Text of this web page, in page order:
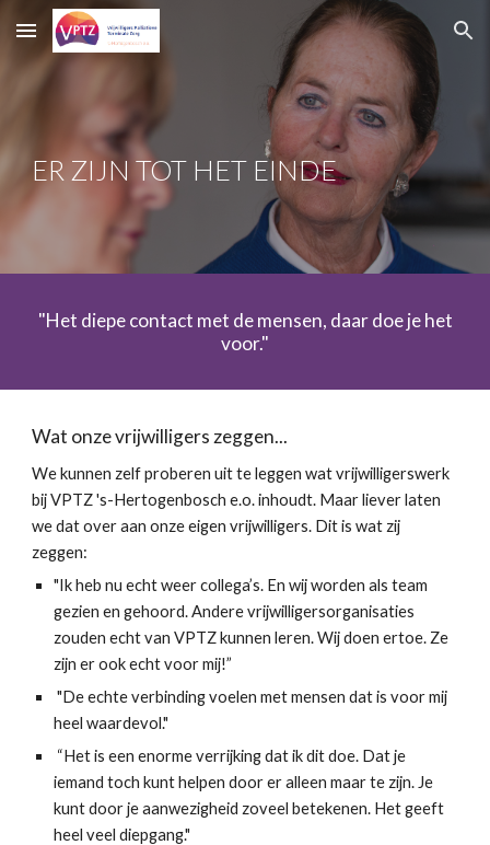
Skip to main content Skip to navigation
ER ZIJN TOT HET EINDE
"Het diepe contact met de mensen, daar doe je het
voor."
Wat onze vrijwilligers zeggen...
We kunnen zelf proberen uit te leggen wat vrijwilligerswerk
bij VPTZ 's-Hertogenbosch e.o. inhoudt. Maar liever laten
we dat over aan onze eigen vrijwilligers. Dit is wat zij
zeggen:
"Ik heb nu echt weer collega’s. En wij worden als team
gezien en gehoord. Andere vrijwilligersorganisaties
zouden echt van VPTZ kunnen leren. Wij doen ertoe. Ze
zijn er ook echt voor mij!”
"De echte verbinding voelen met mensen dat is voor mij
heel waardevol."
“Het is een enorme verrijking dat ik dit doe. Dat je
iemand toch kunt helpen door er alleen maar te zijn. Je
kunt door je aanwezigheid zoveel betekenen. Het geeft
heel veel diepgang."